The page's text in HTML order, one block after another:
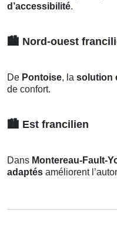
d’accessibilité.
🏙️ Nord-ouest
De Pontoise, la solution
de confort.
🏙️ Est francilien
Dans Montereau-Fault-
adaptés améliorent